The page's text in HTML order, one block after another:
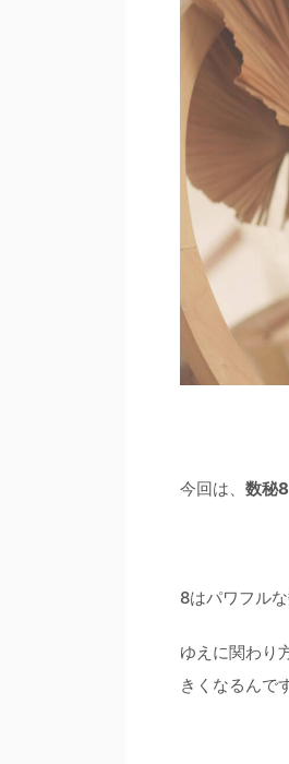
今回は、 数秘
8はパワフルな
ゆえに関わり
きくなるんで